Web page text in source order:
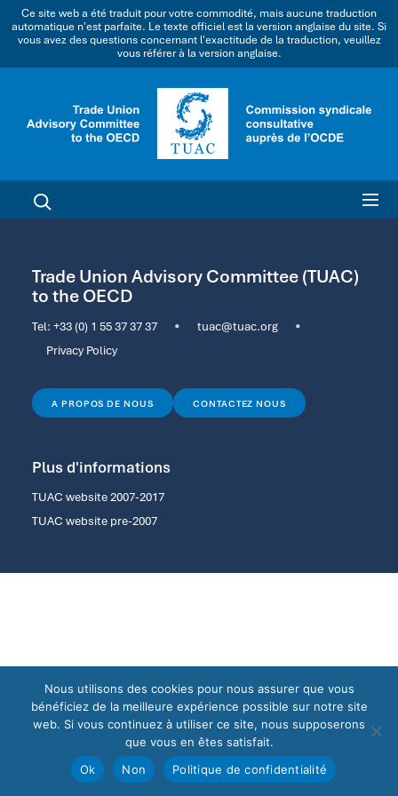
Ce site web a été traduit pour votre commodité, mais aucune traduction
automatique n'est parfaite. Le texte officiel est la version anglaise du site. Si
vous avez des questions concernant l'exactitude de la traduction, veuillez
vous référer à la version anglaise.
Trade Union Advisory Committee (TUAC)
to the OECD
Tel: +33 (0) 1 55 37 37 37 • tuac@tuac.org
•
Privacy Policy
A PROPOS DE NOUS CONTACTEZ NOUS
Plus d'informations
TUAC website 2007-2017
TUAC website pre-2007
Nous utilisons des cookies pour nous assurer que vous
bénéficiez de la meilleure expérience possible sur notre site
web. Si vous continuez à utiliser ce site, nous supposerons
que vous en êtes satisfait.
Ok
Non Politique de confidentialité